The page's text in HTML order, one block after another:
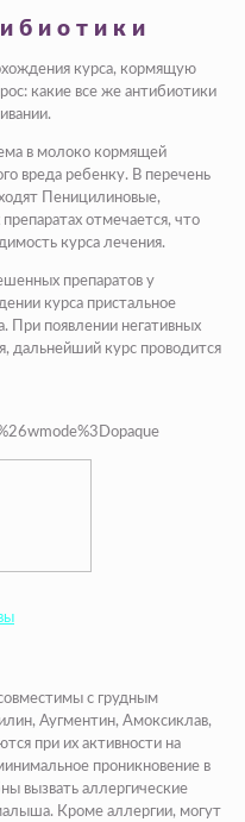
курса, кормящую
какие все же антибиотики
в молоко кормящей
вреда ребенку. В перечень
Пеницилиновые,
отмечается, что
курса лечения.
препаратов у
курса пристальное
При появлении негативных
дальнейший курс проводится
с грудным
Аугментин, Амоксиклав,
при их активности на
проникновение в
вызвать аллергические
Кроме аллергии, могут